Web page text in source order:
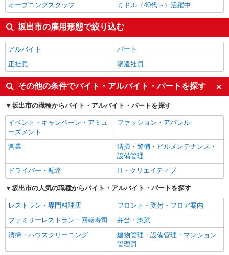
オープニングスタッフ
ミドル（40代～）活躍中
坂出市の雇用形態で絞り込む
アルバイト
パート
正社員
派遣社員
その他の条件でバイト・アルバイト・パートを探す
坂出市の職種からバイト・アルバイト・パートを探す
イベント・キャンペーン・アミュ
ーズメント
ファッション・アパレル
営業
清掃・警備・ビルメンテナンス・
設備管理
ドライバー・配達
IT・クリエイティブ
坂出市の人気の職種からバイト・アルバイト・パートを探す
レストラン・専門料理店
フロント・受付・フロア案内
ファミリーレストラン・回転寿司
弁当・惣菜
清掃・ハウスクリーニング
建物管理・設備管理・マンション
管理員